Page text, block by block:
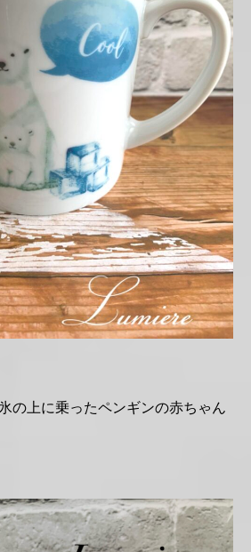
の上に乗ったペンギンの赤ちゃん